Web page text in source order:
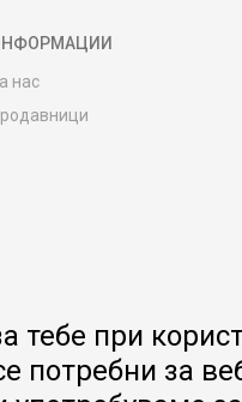
нас
за производ
при
за